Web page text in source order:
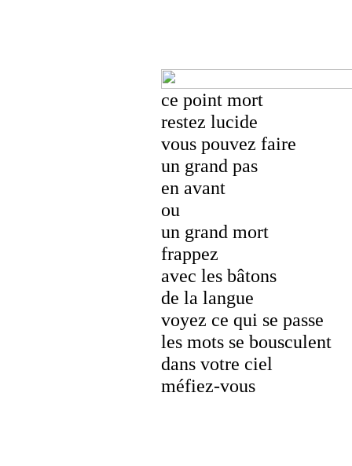
ce point mort
restez lucide
vous pouvez faire
un grand pas
en avant
ou
un grand mort
frappez
avec les bâtons
de la langue
voyez ce qui se passe
les mots se bousculent
dans votre ciel
méfiez-vous